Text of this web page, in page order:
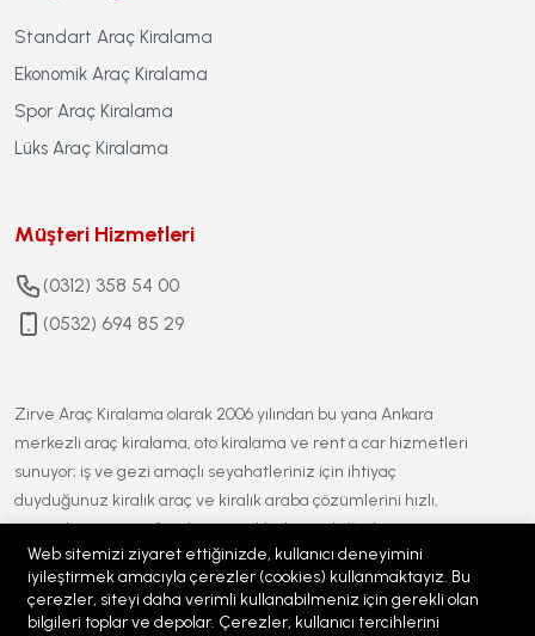
Standart Araç Kiralama
Ekonomik Araç Kiralama
Spor Araç Kiralama
Lüks Araç Kiralama
Müşteri Hizmetleri
(0312) 358 54 00
(0532) 694 85 29
Zirve Araç Kiralama olarak 2006 yılından bu yana Ankara
merkezli araç kiralama, oto kiralama ve rent a car hizmetleri
sunuyor; iş ve gezi amaçlı seyahatleriniz için ihtiyaç
duyduğunuz kiralık araç ve kiralık araba çözümlerini hızlı,
güvenilir ve uygun fiyatlı seçeneklerle siz değerli
müşterilerimize sağlıyoruz. Geniş ve sürekli yenilenen araç
filomuz ile ekonomik, orta ve premium segmentlerde ucuz araç
kiralama alternatifleri sunarken, teknolojik ve sektörel
Web sitemizi ziyaret ettiğinizde, kullanıcı deneyimini
iyileştirmek amacıyla çerezler (cookies) kullanmaktayız. Bu
çerezler, siteyi daha verimli kullanabilmeniz için gerekli olan
bilgileri toplar ve depolar. Çerezler, kullanıcı tercihlerini